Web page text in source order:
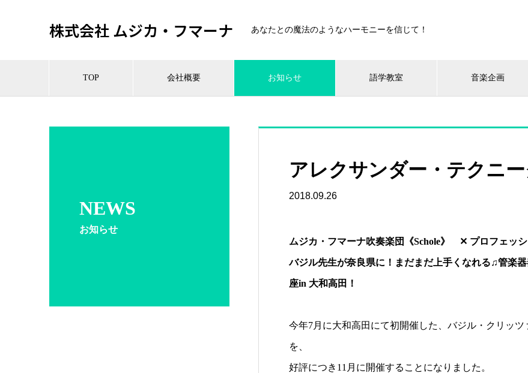
株式会社 ムジカ・フマーナ あなたとの魔法のようなハーモニーを信じて！
TOP 会社概要 お知らせ 語学教室 音楽企画
NEWS
お知らせ
アレクサンダー・テクニ
2018.09.26
ムジカ・フマーナ吹奏楽団《Schole》 ✕ プロフェッシ
バジル先生が奈良県に！まだまだ上手くなれる♫管楽
座in 大和高田！
今年7月に大和高田にて初開催した、バジル・クリッ
を、
好評につき11月に開催することになりました。